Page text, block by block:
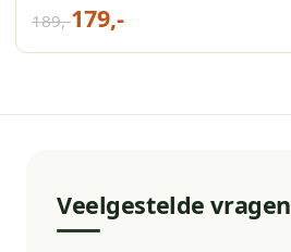
189,-179,-
Veelgestelde vragen